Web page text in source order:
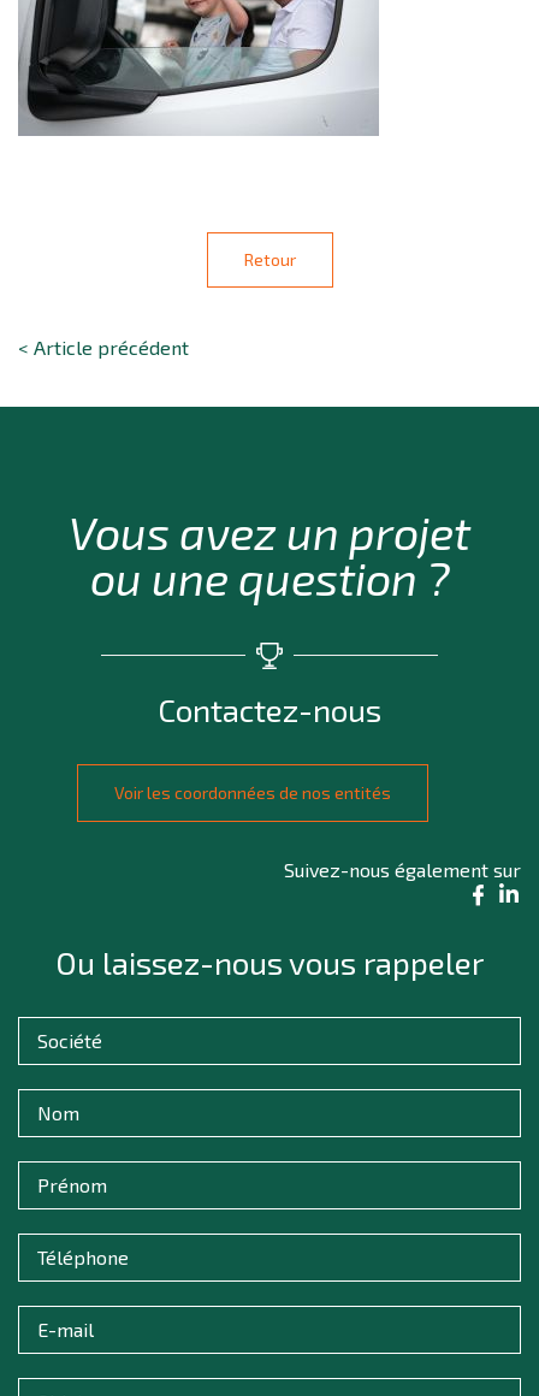
Retour
< Article précédent
Vous avez un projet
ou une question ?
Contactez-nous
Voir les coordonnées de nos entités
Suivez-nous également sur
Ou laissez-nous vous rappeler